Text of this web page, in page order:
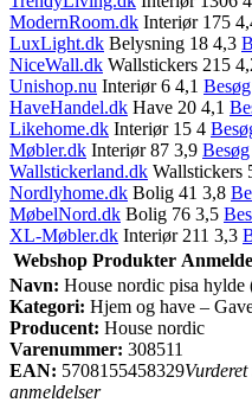
ModernRoom.dk Interiør 175
LuxLight.dk Belysning 18 4,3
NiceWall.dk Wallstickers 215
Unishop.nu Interiør 6 4,1 Besøg
HaveHandel.dk Have 20 4,1
Likehome.dk Interiør 15 4
Møbler.dk Interiør 87 3,9 Besøg
Wallstickerland.dk Wallstickers
Nordlyhome.dk Bolig 41 3,8
MøbelNord.dk Bolig 76 3,5
XL-Møbler.dk Interiør 211 3,3
Webshop Produkter
Navn: House nordic pisa hylde
Kategori: Hjem og have –
Producent: House nordic
Varenummer: 308511
EAN: 5708155458329
anmeldelser